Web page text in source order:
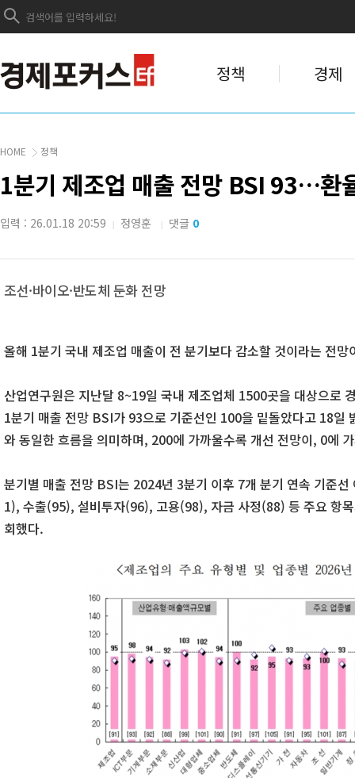
정책 경제
HOME 정책
1분기 제조업 매출 전망 BSI 93…환
입력 : 26.01.18 20:59 | 정영훈 | 댓글 0
조선·바이오·반도체 둔화 전망
올해 1분기 국내 제조업 매출이 전 분기보다 감소할 것이라는 전망
산업연구원은 지난달 8~19일 국내 제조업체 1500곳을 대상으로
1분기 매출 전망 BSI가 93으로 기준선인 100을 밑돌았다고 18일
와 동일한 흐름을 의미하며, 200에 가까울수록 개선 전망이, 0에
분기별 매출 전망 BSI는 2024년 3분기 이후 7개 분기 연속 기준
1), 수출(95), 설비투자(96), 고용(98), 자금 사정(88) 등 주요 항
회했다.